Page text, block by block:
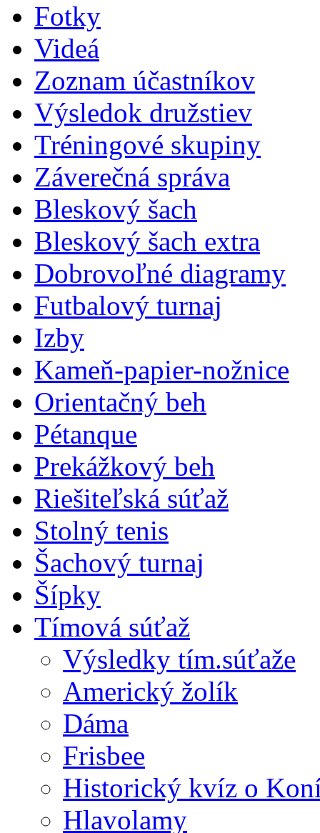
Fotky
Videá
Zoznam účastníkov
Výsledok družstiev
Tréningové skupiny
Záverečná správa
Bleskový šach
Bleskový šach extra
Dobrovoľné diagramy
Futbalový turnaj
Izby
Kameň-papier-nožnice
Orientačný beh
Pétanque
Prekážkový beh
Riešiteľská súťaž
Stolný tenis
Šachový turnaj
Šípky
Tímová súťaž
Výsledky tím.súťaže
Americký žolík
Dáma
Frisbee
Historický kvíz o
Hlavolamy